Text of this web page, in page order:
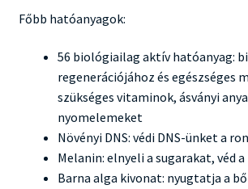
Főbb hatóanyagok:
56 biológiailag aktív hatóanyag:
regenerációjához és egészséges
szükséges vitaminok, ásványi
nyomelemeket
Növényi DNS: védi DNS-ünket a
Melanin: elnyeli a sugarakat, véd
Barna alga kivonat: nyugtatja a